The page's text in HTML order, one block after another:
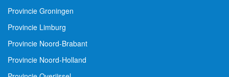
Provincie Groningen
Provincie Limburg
Provincie Noord-Brabant
Provincie Noord-Holland